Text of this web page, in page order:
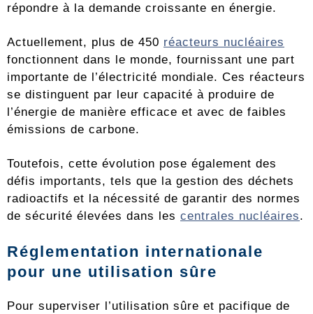
répondre à la demande croissante en énergie.
Actuellement, plus de 450 réacteurs nucléaires
fonctionnent dans le monde, fournissant une part
importante de l’électricité mondiale. Ces réacteurs
se distinguent par leur capacité à produire de
l’énergie de manière efficace et avec de faibles
émissions de carbone.
Toutefois, cette évolution pose également des
défis importants, tels que la gestion des déchets
radioactifs et la nécessité de garantir des normes
de sécurité élevées dans les centrales nucléaires.
Réglementation internationale
pour une utilisation sûre
Pour superviser l’utilisation sûre et pacifique de